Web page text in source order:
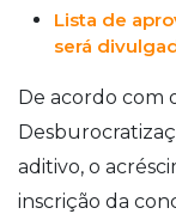
Lista de
será
De acordo com
aditivo, o
inscrição da